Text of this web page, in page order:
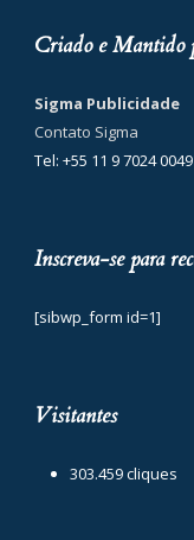
Criado e Mantido
Sigma Publicidade
Contato Sigma
Tel: +55 11 9 7024 0049
Inscreva-se para
[sibwp_form id=1]
Visitantes
303.459 cliques